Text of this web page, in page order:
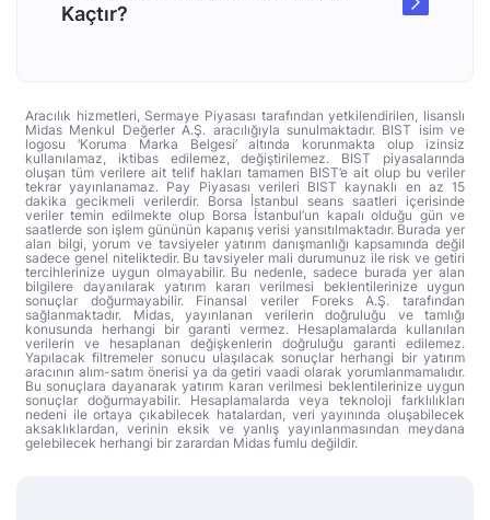
Kaçtır?
Aracılık hizmetleri, Sermaye Piyasası tarafından yetkilendirilen, lisanslı
Midas Menkul Değerler A.Ş. aracılığıyla sunulmaktadır. BIST isim ve
logosu ‘Koruma Marka Belgesi’ altında korunmakta olup izinsiz
kullanılamaz, iktibas edilemez, değiştirilemez. BIST piyasalarında
oluşan tüm verilere ait telif hakları tamamen BIST’e ait olup bu veriler
tekrar yayınlanamaz. Pay Piyasası verileri BIST kaynaklı en az 15
dakika gecikmeli verilerdir. Borsa İstanbul seans saatleri içerisinde
veriler temin edilmekte olup Borsa İstanbul’un kapalı olduğu gün ve
saatlerde son işlem gününün kapanış verisi yansıtılmaktadır. Burada yer
alan bilgi, yorum ve tavsiyeler yatırım danışmanlığı kapsamında değil
sadece genel niteliktedir. Bu tavsiyeler mali durumunuz ile risk ve getiri
tercihlerinize uygun olmayabilir. Bu nedenle, sadece burada yer alan
bilgilere dayanılarak yatırım kararı verilmesi beklentilerinize uygun
sonuçlar doğurmayabilir. Finansal veriler Foreks A.Ş. tarafından
sağlanmaktadır. Midas, yayınlanan verilerin doğruluğu ve tamlığı
konusunda herhangi bir garanti vermez. Hesaplamalarda kullanılan
verilerin ve hesaplanan değişkenlerin doğruluğu garanti edilemez.
Yapılacak filtremeler sonucu ulaşılacak sonuçlar herhangi bir yatırım
aracının alım-satım önerisi ya da getiri vaadi olarak yorumlanmamalıdır.
Bu sonuçlara dayanarak yatırım kararı verilmesi beklentilerinize uygun
sonuçlar doğurmayabilir. Hesaplamalarda veya teknoloji farklılıkları
nedeni ile ortaya çıkabilecek hatalardan, veri yayınında oluşabilecek
aksaklıklardan, verinin eksik ve yanlış yayınlanmasından meydana
gelebilecek herhangi bir zarardan Midas fumlu değildir.